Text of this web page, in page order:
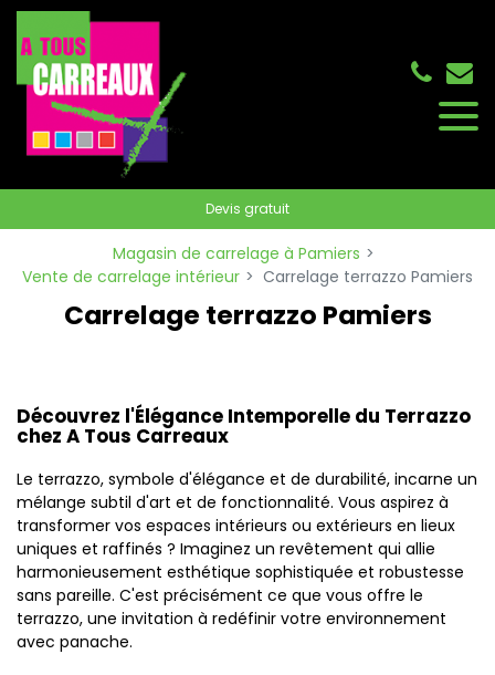
Devis gratuit
Magasin de carrelage à Pamiers
Vente de carrelage intérieur
Carrelage terrazzo Pamiers
Carrelage terrazzo Pamiers
Découvrez l'Élégance Intemporelle du Terrazzo
chez A Tous Carreaux
Le terrazzo, symbole d'élégance et de durabilité, incarne un
mélange subtil d'art et de fonctionnalité. Vous aspirez à
transformer vos espaces intérieurs ou extérieurs en lieux
uniques et raffinés ? Imaginez un revêtement qui allie
harmonieusement esthétique sophistiquée et robustesse
sans pareille. C'est précisément ce que vous offre le
terrazzo, une invitation à redéfinir votre environnement
avec panache.
Panneau de gestion des cookies